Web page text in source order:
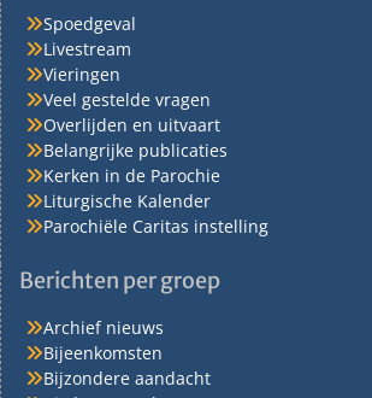
Spoedgeval
Livestream
Vieringen
Veel gestelde vragen
Overlijden en uitvaart
Belangrijke publicaties
Kerken in de Parochie
Liturgische Kalender
Parochiële Caritas instelling
Berichten per groep
Archief nieuws
Bijeenkomsten
Bijzondere aandacht